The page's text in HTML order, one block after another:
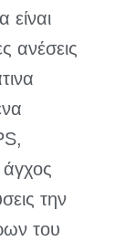
είναι
ανέσεις
την
του